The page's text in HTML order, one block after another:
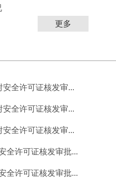
更多
全许可证核发审...
全许可证核发审...
全许可证核发审...
全许可证核发审批...
全许可证核发审批...